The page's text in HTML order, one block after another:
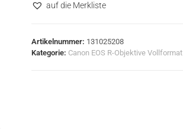
auf die Merkliste
Artikelnummer: 131025208
Kategorie: Canon EOS R-Objektive Vollformat